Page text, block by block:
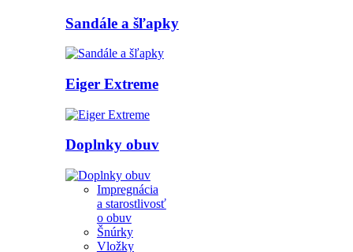
Sandále a šľapky
Eiger Extreme
Doplnky obuv
Impregnácia
a starostlivosť
o obuv
Šnúrky
Vložky